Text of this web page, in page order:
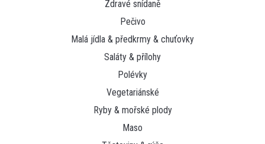
Zdravé snídaně
Pečivo
Malá jídla & předkrmy & chuťovky
Saláty & přílohy
Polévky
Vegetariánské
Ryby & mořské plody
Maso